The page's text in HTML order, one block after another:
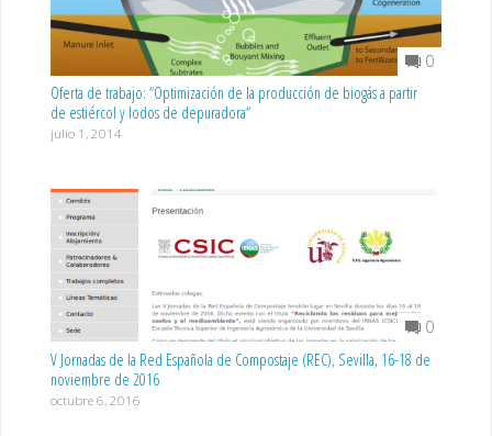
0
Oferta de trabajo: “Optimización de la producción de biogás a partir
de estiércol y lodos de depuradora“
julio 1, 2014
0
V Jornadas de la Red Española de Compostaje (REC), Sevilla, 16-18 de
noviembre de 2016
octubre 6, 2016